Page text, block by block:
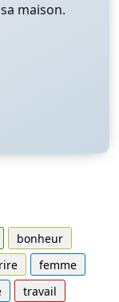
maison.
bonheur
femme
travail